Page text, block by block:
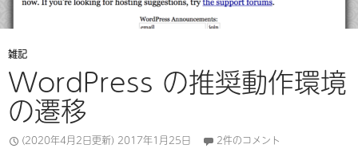
雑記
WordPress の推奨動作環境
の遷移
(2020年4月2日更新) 2017年1月25日 2件のコメント